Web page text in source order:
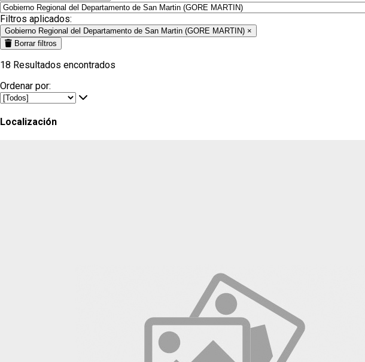
Filtros aplicados:
Gobierno Regional del Departamento de San Martin (GORE MARTIN) ×
Borrar filtros
18 Resultados encontrados
Ordenar por:
Localización